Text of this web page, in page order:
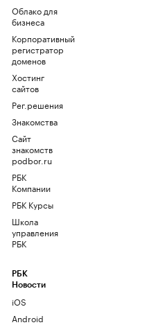
Облако для
бизнеса
Корпоративный
регистратор
доменов
Хостинг
сайтов
Рег.решения
Знакомства
Сайт
знакомств
podbor.ru
РБК
Компании
РБК Курсы
Школа
управления
РБК
РБК
Новости
iOS
Android